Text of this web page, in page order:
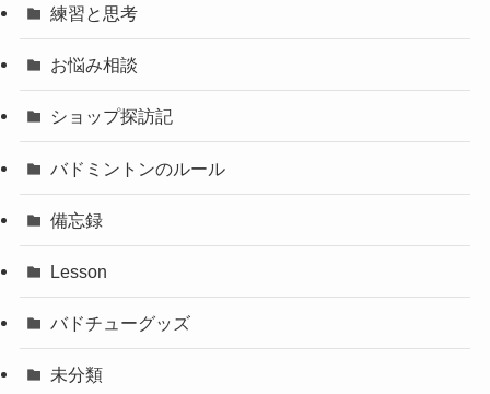
練習と思考
お悩み相談
ショップ探訪記
バドミントンのルール
備忘録
Lesson
バドチューグッズ
未分類